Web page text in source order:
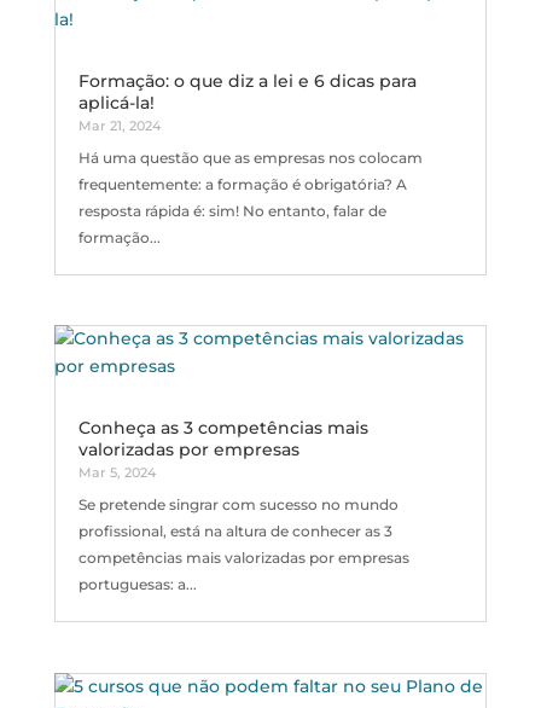
Formação: o que diz a lei e 6 dicas para
aplicá-la!
Mar 21, 2024
Há uma questão que as empresas nos colocam
frequentemente: a formação é obrigatória? A
resposta rápida é: sim! No entanto, falar de
formação...
Conheça as 3 competências mais
valorizadas por empresas
Mar 5, 2024
Se pretende singrar com sucesso no mundo
profissional, está na altura de conhecer as 3
competências mais valorizadas por empresas
portuguesas: a...